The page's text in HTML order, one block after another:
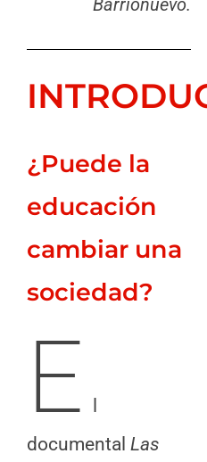
Barrionuevo.
¿Puede la
educación
cambiar una
sociedad?
E
documental Las